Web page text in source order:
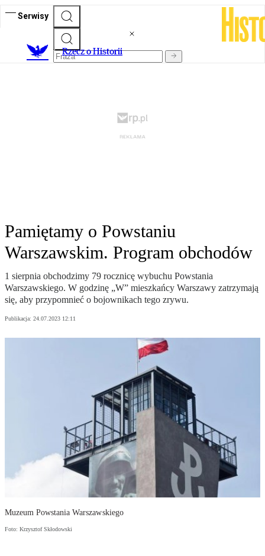
Serwisy
Rzecz o Historii
Pamiętamy o Powstaniu
Warszawskim. Program obchodów
1 sierpnia obchodzimy 79 rocznicę wybuchu Powstania
Warszawskiego. W godzinę „W” mieszkańcy Warszawy zatrzymają
się, aby przypomnieć o bojownikach tego zrywu.
Publikacja: 24.07.2023 12:11
Muzeum Powstania Warszawskiego
Foto: Krzysztof Skłodowski